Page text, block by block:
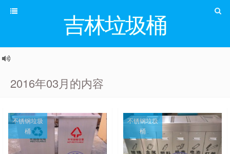
吉林垃圾桶
2016年03月的内容
不锈钢垃圾
桶
不锈钢垃圾
桶